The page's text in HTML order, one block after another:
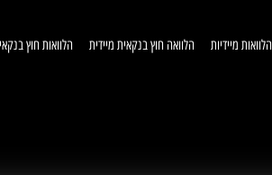
הלוואות מיידיות הלוואה חוץ בנקאית מיידית הלוואות חוץ